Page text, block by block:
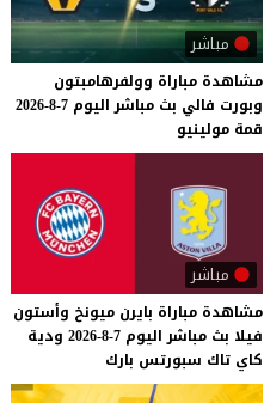
مباشر
مشاهدة مباراة وولفرهامبتون
وبورت فالي بث مباشر اليوم 7-8-2026
قمة مولينيو
مباشر
مشاهدة مباراة بايرن ميونخ وأستون
فيلا بث مباشر اليوم 7-8-2026
ودية
كاي تاك سبورتس بارك